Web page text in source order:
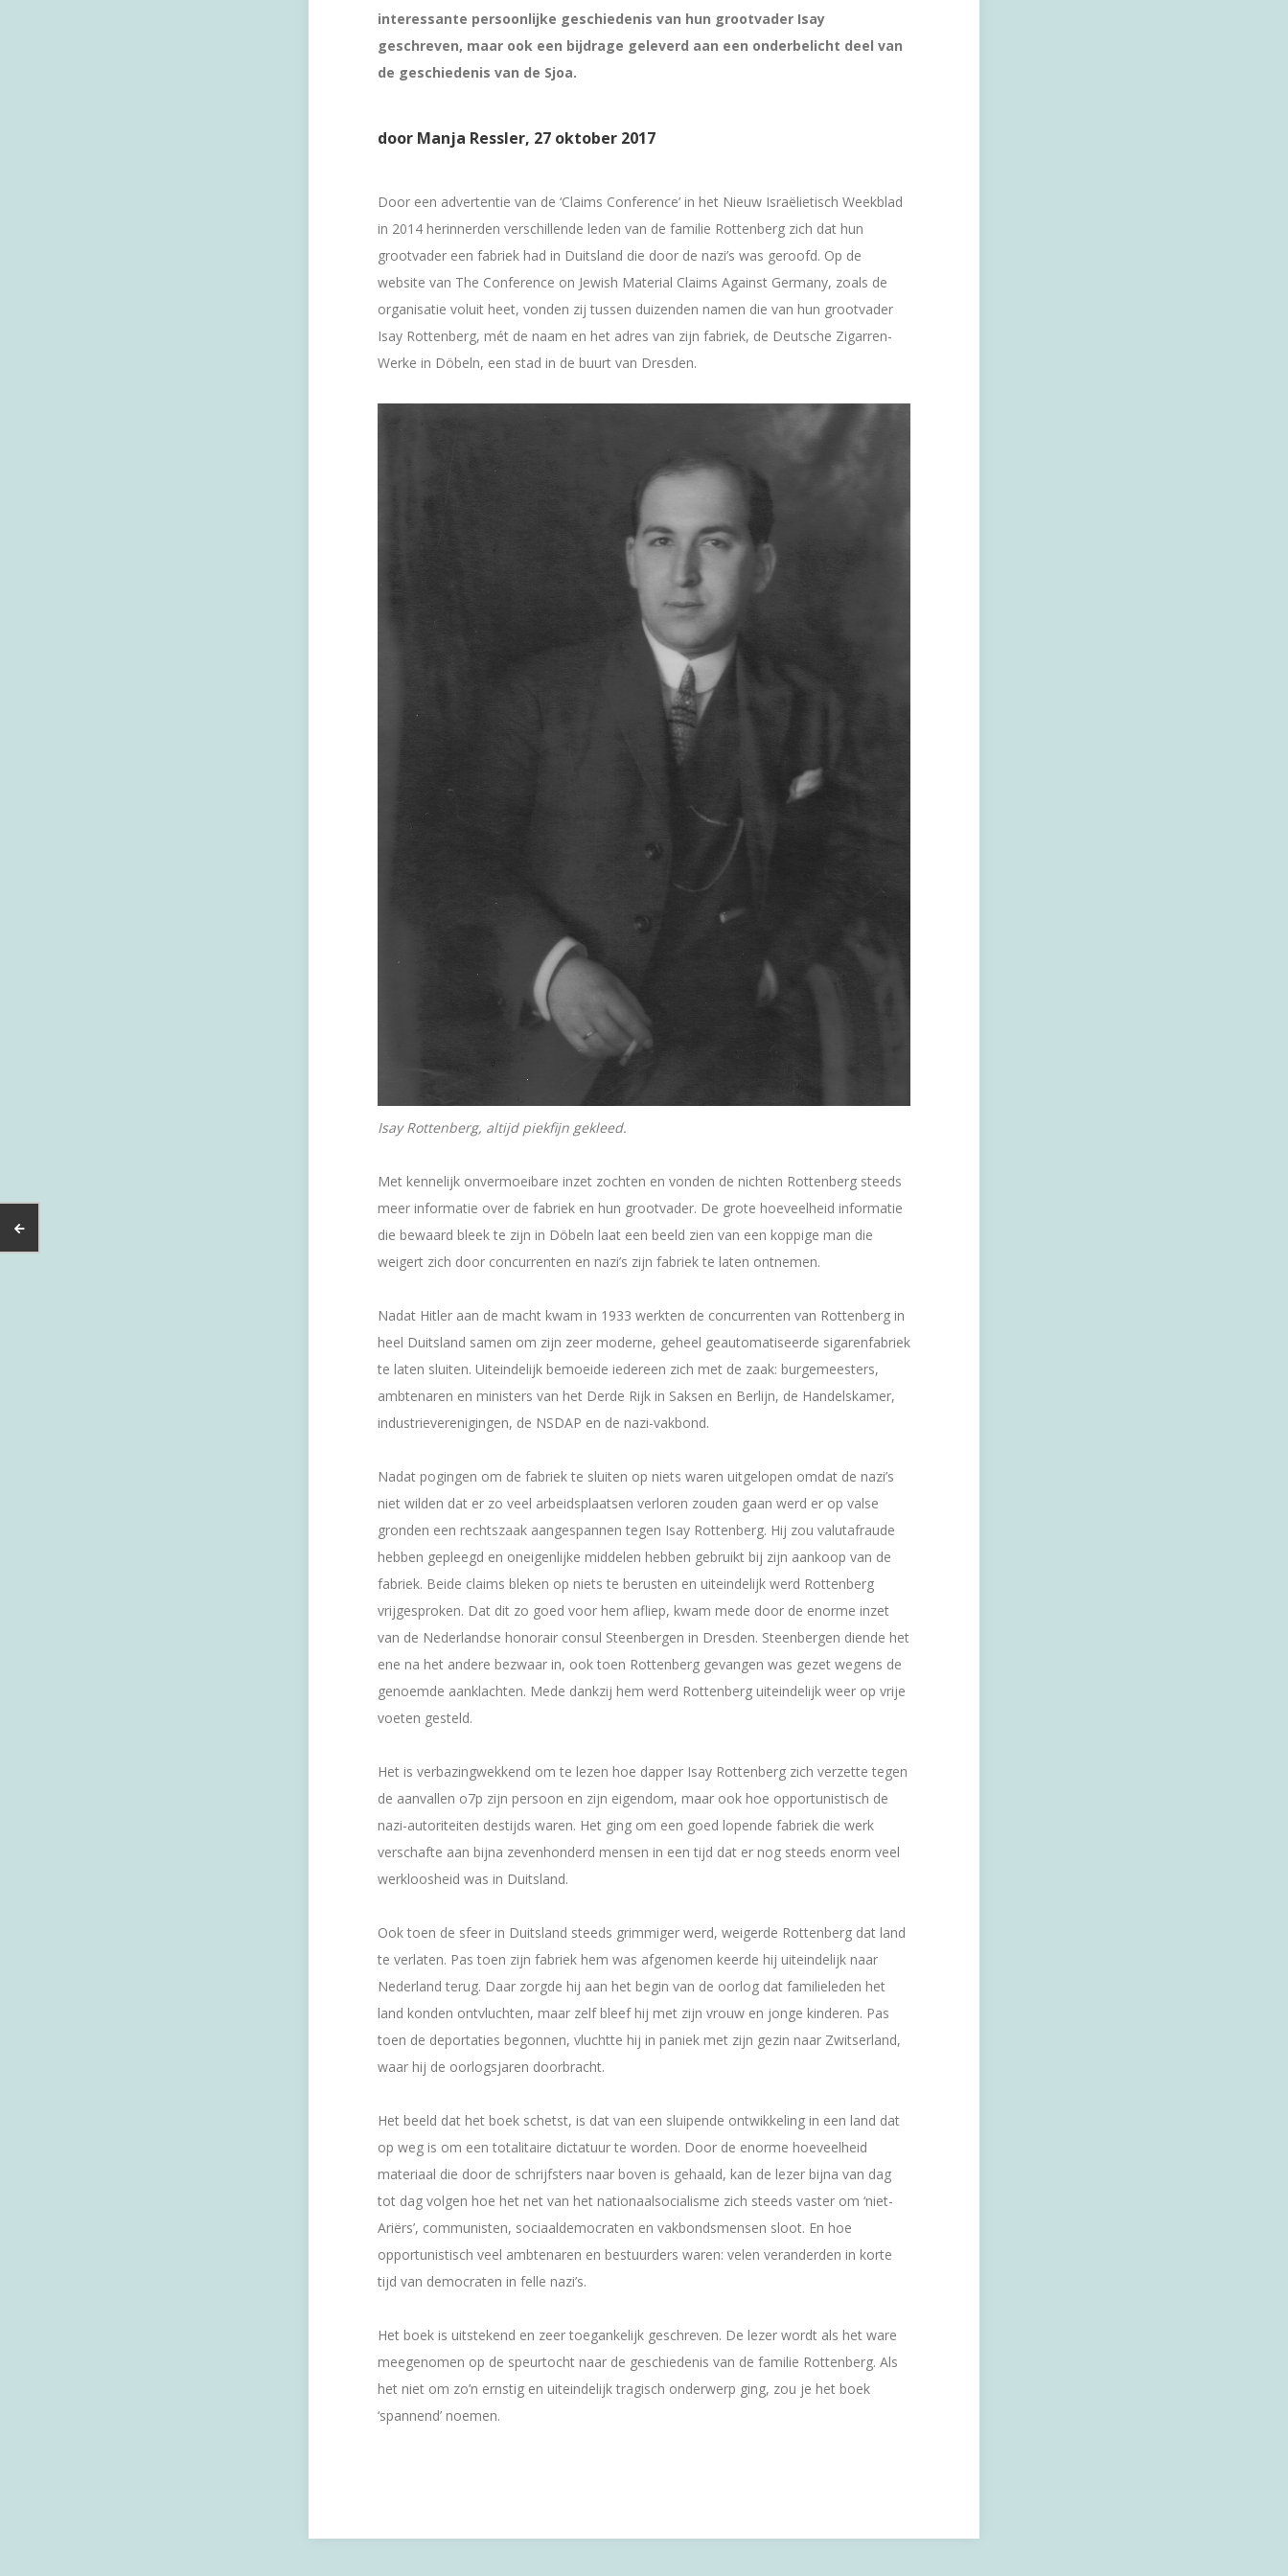
interessante persoonlijke geschiedenis van hun grootvader Isay
geschreven, maar ook een bijdrage geleverd aan een onderbelicht deel van
de geschiedenis van de Sjoa.
door Manja Ressler, 27 oktober 2017
Door een advertentie van de ‘Claims Conference’ in het Nieuw Israëlietisch Weekblad
in 2014 herinnerden verschillende leden van de familie Rottenberg zich dat hun
grootvader een fabriek had in Duitsland die door de nazi’s was geroofd. Op de
website van The Conference on Jewish Material Claims Against Germany, zoals de
organisatie voluit heet, vonden zij tussen duizenden namen die van hun grootvader
Isay Rottenberg, mét de naam en het adres van zijn fabriek, de Deutsche Zigarren-
Werke in Döbeln, een stad in de buurt van Dresden.
Isay Rottenberg, altijd piekfijn gekleed.
Met kennelijk onvermoeibare inzet zochten en vonden de nichten Rottenberg steeds
meer informatie over de fabriek en hun grootvader. De grote hoeveelheid informatie
die bewaard bleek te zijn in Döbeln laat een beeld zien van een koppige man die
weigert zich door concurrenten en nazi’s zijn fabriek te laten ontnemen.
Nadat Hitler aan de macht kwam in 1933 werkten de concurrenten van Rottenberg in
heel Duitsland samen om zijn zeer moderne, geheel geautomatiseerde sigarenfabriek
te laten sluiten. Uiteindelijk bemoeide iedereen zich met de zaak: burgemeesters,
ambtenaren en ministers van het Derde Rijk in Saksen en Berlijn, de Handelskamer,
industrieverenigingen, de NSDAP en de nazi-vakbond.
Nadat pogingen om de fabriek te sluiten op niets waren uitgelopen omdat de nazi’s
niet wilden dat er zo veel arbeidsplaatsen verloren zouden gaan werd er op valse
gronden een rechtszaak aangespannen tegen Isay Rottenberg. Hij zou valutafraude
hebben gepleegd en oneigenlijke middelen hebben gebruikt bij zijn aankoop van de
fabriek. Beide claims bleken op niets te berusten en uiteindelijk werd Rottenberg
vrijgesproken. Dat dit zo goed voor hem afliep, kwam mede door de enorme inzet
van de Nederlandse honorair consul Steenbergen in Dresden. Steenbergen diende het
ene na het andere bezwaar in, ook toen Rottenberg gevangen was gezet wegens de
genoemde aanklachten. Mede dankzij hem werd Rottenberg uiteindelijk weer op vrije
voeten gesteld.
Het is verbazingwekkend om te lezen hoe dapper Isay Rottenberg zich verzette tegen
de aanvallen o7p zijn persoon en zijn eigendom, maar ook hoe opportunistisch de
nazi-autoriteiten destijds waren. Het ging om een goed lopende fabriek die werk
verschafte aan bijna zevenhonderd mensen in een tijd dat er nog steeds enorm veel
werkloosheid was in Duitsland.
Ook toen de sfeer in Duitsland steeds grimmiger werd, weigerde Rottenberg dat land
te verlaten. Pas toen zijn fabriek hem was afgenomen keerde hij uiteindelijk naar
Nederland terug. Daar zorgde hij aan het begin van de oorlog dat familieleden het
land konden ontvluchten, maar zelf bleef hij met zijn vrouw en jonge kinderen. Pas
toen de deportaties begonnen, vluchtte hij in paniek met zijn gezin naar Zwitserland,
waar hij de oorlogsjaren doorbracht.
Het beeld dat het boek schetst, is dat van een sluipende ontwikkeling in een land dat
op weg is om een totalitaire dictatuur te worden. Door de enorme hoeveelheid
materiaal die door de schrijfsters naar boven is gehaald, kan de lezer bijna van dag
tot dag volgen hoe het net van het nationaalsocialisme zich steeds vaster om ‘niet-
Ariërs’, communisten, sociaaldemocraten en vakbondsmensen sloot. En hoe
opportunistisch veel ambtenaren en bestuurders waren: velen veranderden in korte
tijd van democraten in felle nazi’s.
Het boek is uitstekend en zeer toegankelijk geschreven. De lezer wordt als het ware
meegenomen op de speurtocht naar de geschiedenis van de familie Rottenberg. Als
het niet om zo’n ernstig en uiteindelijk tragisch onderwerp ging, zou je het boek
‘spannend’ noemen.